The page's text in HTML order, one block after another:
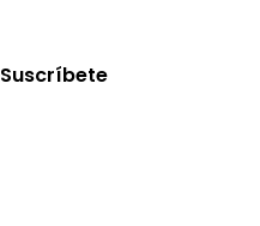
Suscríbete